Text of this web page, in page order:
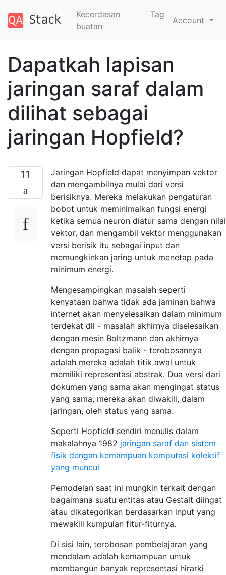
Kecerdasan
buatan
Tag
Account
Dapatkah lapisan
jaringan saraf dalam
dilihat sebagai
jaringan Hopfield?
11
Jaringan Hopfield dapat menyimpan vektor
dan mengambilnya mulai dari versi
berisiknya. Mereka melakukan pengaturan
bobot untuk meminimalkan fungsi energi
ketika semua neuron diatur sama dengan nilai
vektor, dan mengambil vektor menggunakan
versi berisik itu sebagai input dan
memungkinkan jaring untuk menetap pada
minimum energi.
Mengesampingkan masalah seperti
kenyataan bahwa tidak ada jaminan bahwa
internet akan menyelesaikan dalam minimum
terdekat dll - masalah akhirnya diselesaikan
dengan mesin Boltzmann dan akhirnya
dengan propagasi balik - terobosannya
adalah mereka adalah titik awal untuk
memiliki representasi abstrak. Dua versi dari
dokumen yang sama akan mengingat status
yang sama, mereka akan diwakili, dalam
jaringan, oleh status yang sama.
Seperti Hopfield sendiri menulis dalam
makalahnya 1982 jaringan saraf dan sistem
fisik dengan kemampuan komputasi kolektif
yang muncul
Pemodelan saat ini mungkin terkait dengan
bagaimana suatu entitas atau Gestalt diingat
atau dikategorikan berdasarkan input yang
mewakili kumpulan fitur-fiturnya.
Di sisi lain, terobosan pembelajaran yang
mendalam adalah kemampuan untuk
membangun banyak representasi hirarki